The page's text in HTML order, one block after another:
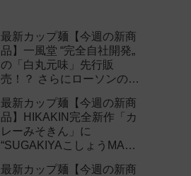
最新カップ麺【今週の新商
品】一風堂 “完全自社開発„
の「白丸元味」先行販
売！？ さらにローソンの激
新作まとめ！
最新カップ麺【今週の新商
品】HIKAKIN完全新作「カ
レーみそきん」に
“SUGAKIYAこしょうMAX„
最新カップ麺【今週の新商